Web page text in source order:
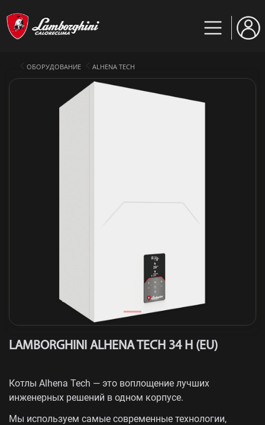
ОБОРУДОВАНИЕ ALHENA TECH
LAMBORGHINI ALHENA TECH 34 H (EU)
Котлы Alhena Tech — это воплощение лучших
инженерных решений в одном корпусе.
Мы используем самые современные технологии,